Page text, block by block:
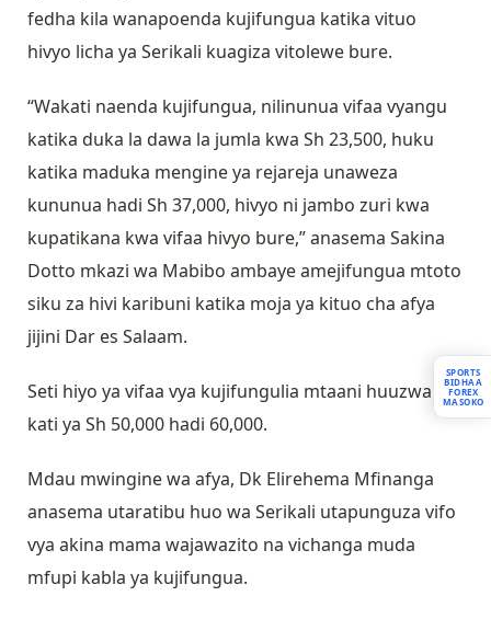
fedha kila wanapoenda kujifungua katika vituo
hivyo licha ya Serikali kuagiza vitolewe bure.
“Wakati naenda kujifungua, nilinunua vifaa vyangu
katika duka la dawa la jumla kwa Sh 23,500, huku
katika maduka mengine ya rejareja unaweza
kununua hadi Sh 37,000, hivyo ni jambo zuri kwa
kupatikana kwa vifaa hivyo bure,” anasema Sakina
Dotto mkazi wa Mabibo ambaye amejifungua mtoto
siku za hivi karibuni katika moja ya kituo cha afya
jijini Dar es Salaam.
Seti hiyo ya vifaa vya kujifungulia mtaani huuzwa
kati ya Sh 50,000 hadi 60,000.
Mdau mwingine wa afya, Dk Elirehema Mfinanga
anasema utaratibu huo wa Serikali utapunguza vifo
vya akina mama wajawazito na vichanga muda
mfupi kabla ya kujifungua.
SPORTS
BIDHAA
FOREX
MASOKO